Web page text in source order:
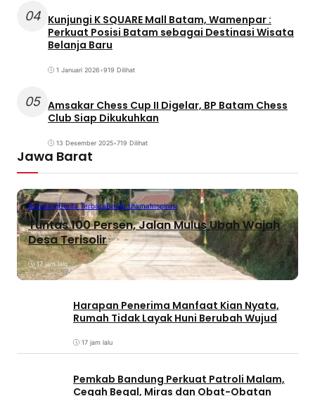
04 Kunjungi K SQUARE Mall Batam, Wamenpar :
Perkuat Posisi Batam sebagai Destinasi Wisata
Belanja Baru
1 Januari 2026•919 Dilihat
05 Amsakar Chess Cup II Digelar, BP Batam Chess
Club Siap Dikukuhkan
13 Desember 2025•719 Dilihat
Jawa Barat
BandungBerita TerbaruBerita UtamaInspirasi
Tuntas 100 Persen, Jalan Mulus Ubah Wajah
Desa Terisolir
17 jam lalu
Harapan Penerima Manfaat Kian Nyata,
Rumah Tidak Layak Huni Berubah Wujud
17 jam lalu
Pemkab Bandung Perkuat Patroli Malam,
Cegah Begal, Miras dan Obat-Obatan